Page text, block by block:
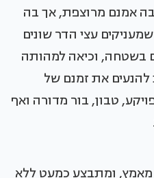
אמנם מרוצפת, אך בה
עצי הדר שונים
בשטחה, וכיאה למהותה
את זמנם של
טבון, בור מדורה ואף
מאמץ, ומתבצע כמעט ללא